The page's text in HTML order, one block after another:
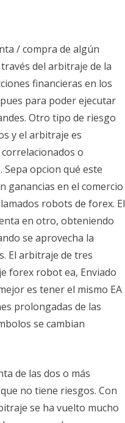
/ compra de algún
del arbitraje de la
financieras en los
para poder ejecutar
Otro tipo de riesgo
y el arbitraje es
o
opcion qué este
ganancias en el comercio
robots de forex. El
en otro, obteniendo
se aprovecha la
El arbitraje de tres
forex robot ea, Enviado
es tener el mismo EA
prolongadas de las
se cambian
de las dos o más
no tiene riesgos. Con
se ha vuelto mucho